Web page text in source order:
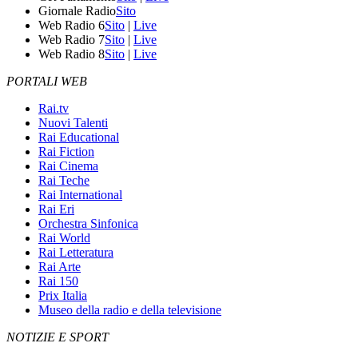
Giornale RadioSito
Web Radio 6Sito | Live
Web Radio 7Sito | Live
Web Radio 8Sito | Live
PORTALI WEB
Rai.tv
Nuovi Talenti
Rai Educational
Rai Fiction
Rai Cinema
Rai Teche
Rai International
Rai Eri
Orchestra Sinfonica
Rai World
Rai Letteratura
Rai Arte
Rai 150
Prix Italia
Museo della radio e della televisione
NOTIZIE E SPORT